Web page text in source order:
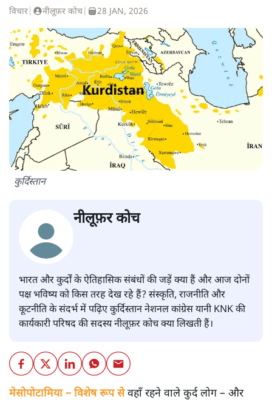
विचार नीलूफ़र कोच 28 JAN, 2026
कुर्दिस्तान
नीलूफ़र कोच
भारत और कुर्दों के ऐतिहासिक संबंधों की जड़ें क्या हैं और आज दोनों
पक्ष भविष्य को किस तरह देख रहे हैं? संस्कृति, राजनीति और
कूटनीति के संदर्भ में पढ़िए कुर्दिस्तान नेशनल कांग्रेस यानी KNK की
कार्यकारी परिषद की सदस्य नीलूफ़र कोच क्या लिखती हैं।
मेसोपोटामिया – विशेष रूप सेवहाँ रहने वाले कुर्द लोग – और